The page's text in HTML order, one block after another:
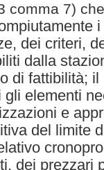
comma 7)
dei criteri,
dalla
di fattibilità;
elementi
e
del limite
dei prezzari